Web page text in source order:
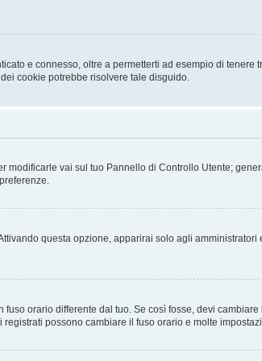
e connesso, oltre a permetterti ad esempio di tenere
cookie potrebbe risolvere tale disguido.
vai sul tuo Pannello di Controllo Utente;
questa opzione, apparirai solo agli amministratori
orario differente dal tuo. Se così fosse, devi
possono cambiare il fuso orario e molte